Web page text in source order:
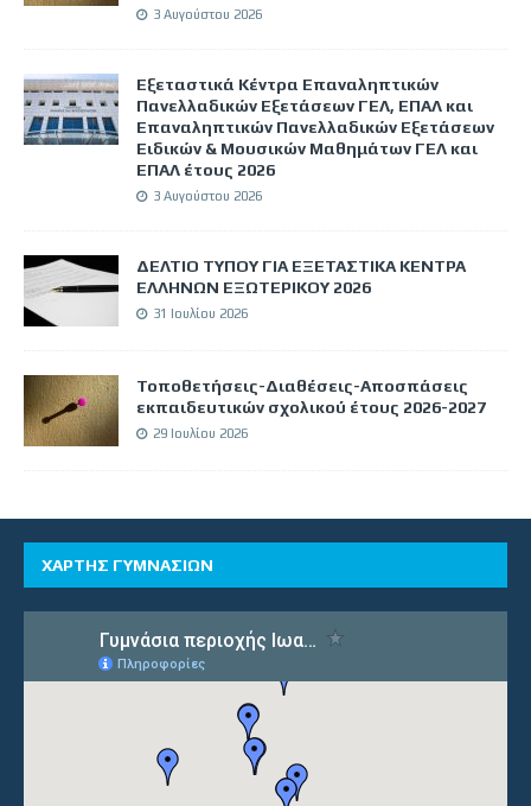
3 Αυγούστου 2026
Εξεταστικά Κέντρα Επαναληπτικών
Πανελλαδικών Εξετάσεων ΓΕΛ, ΕΠΑΛ και
Επαναληπτικών Πανελλαδικών Εξετάσεων
Ειδικών & Μουσικών Μαθημάτων ΓΕΛ και
ΕΠΑΛ έτους 2026
3 Αυγούστου 2026
ΔΕΛΤΙΟ ΤΥΠΟΥ ΓΙΑ ΕΞΕΤΑΣΤΙΚΑ ΚΕΝΤΡΑ
ΕΛΛΗΝΩΝ ΕΞΩΤΕΡΙΚΟΥ 2026
31 Ιουλίου 2026
Τοποθετήσεις-Διαθέσεις-Αποσπάσεις
εκπαιδευτικών σχολικού έτους 2026-2027
29 Ιουλίου 2026
ΧΑΡΤΗΣ ΓΥΜΝΑΣΙΩΝ